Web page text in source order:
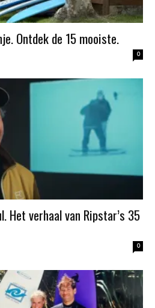
Ontdek de 15 mooiste.
0
Het verhaal van Ripstar’s 35
0